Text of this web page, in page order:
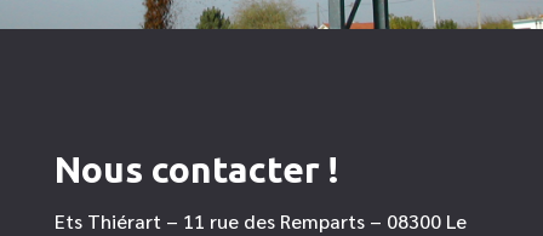
Nous contacter !
Ets Thiérart – 11 rue des Remparts – 08300 Le